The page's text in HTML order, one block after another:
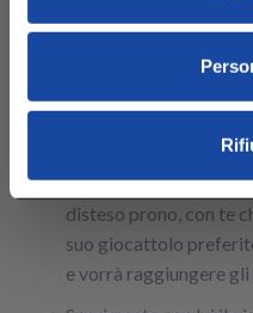
nella
sottile.
giocare, ma di
palla, un pupazzetto).
Aiutalo ad imparare
disteso prono, con te
suo giocattolo
e vorrà raggiungere